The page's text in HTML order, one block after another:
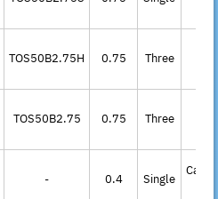
TOS50B2.75H 0.75 Three
TOS50B2.75 0.75 Three
- 0.4 Single